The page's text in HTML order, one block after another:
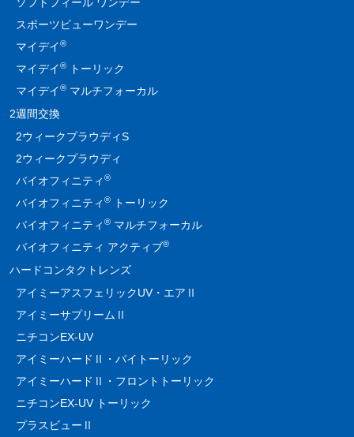
スポーツビューワンデー
マイデイ®
マイデイ®
トーリック
マイデイ® マルチフォーカル
2週間交換
2ウィークプラウディS
2ウィークプラウディ
バイオフィニティ ®
バイオフィニティ ®
トーリック
バイオフィニティ ® マルチフォーカル
バイオフィニティ アクティブ®
ハードコンタクトレンズ
アイミーアスフェリックUV・エアⅡ
アイミーサプリームⅡ
ニチコンEX-UV
アイミーハードⅡ・バイトーリック
アイミーハードⅡ・フロントトーリック
ニチコンEX-UV トーリック
プラスビューⅡ